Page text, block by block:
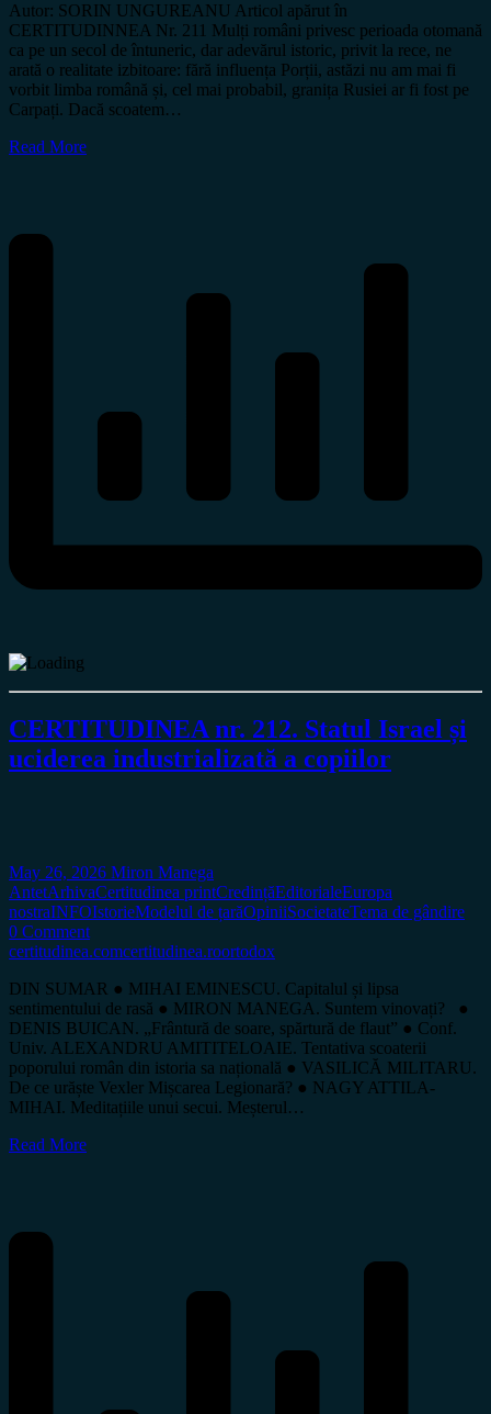
Autor: SORIN UNGUREANU Articol apărut în
CERTITUDINNEA Nr. 211 Mulți români privesc perioada otomană
ca pe un secol de întuneric, dar adevărul istoric, privit la rece, ne
arată o realitate izbitoare: fără influența Porții, astăzi nu am mai fi
vorbit limba română și, cel mai probabil, granița Rusiei ar fi fost pe
Carpați. Dacă scoatem…
Read More
CERTITUDINEA nr. 212. Statul Israel și
uciderea industrializată a copiilor
May 26, 2026 Miron Manega
AntetArhivaCertitudinea printCredințăEditorialeEuropa
nostraINFOIstorieModelul de țarăOpiniiSocietateTema de gândire
0 Comment
certitudinea.comcertitudinea.roortodox
DIN SUMAR ● MIHAI EMINESCU. Capitalul și lipsa
sentimentului de rasă ● MIRON MANEGA. Suntem vinovați? ●
DENIS BUICAN. „Frântură de soare, spărtură de flaut” ● Conf.
Univ. ALEXANDRU AMITITELOAIE. Tentativa scoaterii
poporului român din istoria sa națională ● VASILICĂ MILITARU.
De ce urăște Vexler Mișcarea Legionară? ● NAGY ATTILA-
MIHAI. Meditațiile unui secui. Meșterul…
Read More